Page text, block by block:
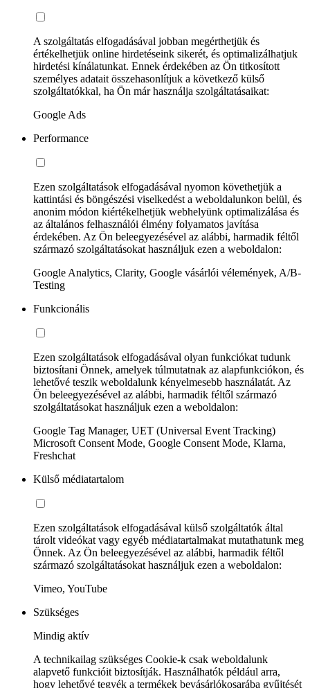
A szolgáltatás elfogadásával jobban megérthetjük és
értékelhetjük online hirdetéseink sikerét, és optimalizálhatjuk
hirdetési kínálatunkat. Ennek érdekében az Ön titkosított
személyes adatait összehasonlítjuk a következő külső
szolgáltatókkal, ha Ön már használja szolgáltatásaikat:
Google Ads
Performance
Ezen szolgáltatások elfogadásával nyomon követhetjük a
kattintási és böngészési viselkedést a weboldalunkon belül, és
anonim módon kiértékelhetjük webhelyünk optimalizálása és
az általános felhasználói élmény folyamatos javítása
érdekében. Az Ön beleegyezésével az alábbi, harmadik féltől
származó szolgáltatásokat használjuk ezen a weboldalon:
Google Analytics, Clarity, Google vásárlói vélemények, A/B-
Testing
Funkcionális
Ezen szolgáltatások elfogadásával olyan funkciókat tudunk
biztosítani Önnek, amelyek túlmutatnak az alapfunkciókon, és
lehetővé teszik weboldalunk kényelmesebb használatát. Az
Ön beleegyezésével az alábbi, harmadik féltől származó
szolgáltatásokat használjuk ezen a weboldalon:
Google Tag Manager, UET (Universal Event Tracking)
Microsoft Consent Mode, Google Consent Mode, Klarna,
Freshchat
Külső médiatartalom
Ezen szolgáltatások elfogadásával külső szolgáltatók által
tárolt videókat vagy egyéb médiatartalmakat mutathatunk meg
Önnek. Az Ön beleegyezésével az alábbi, harmadik féltől
származó szolgáltatásokat használjuk ezen a weboldalon:
Vimeo, YouTube
Szükséges
Mindig aktív
A technikailag szükséges Cookie-k csak weboldalunk
alapvető funkcióit biztosítják. Használhatók például arra,
hogy lehetővé tegyék a termékek bevásárlókosarába gyűjtését